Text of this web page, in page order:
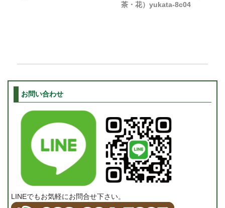
茶・花）yukata-8c04
お問い合わせ
LINEでもお気軽にお問合せ下さい。